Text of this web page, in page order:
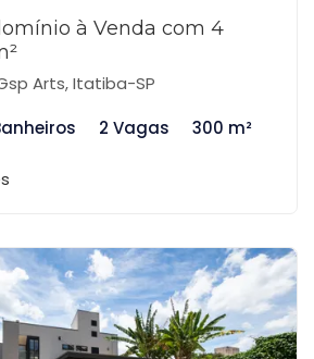
à Venda com 4
Arts, Itatiba-SP
2 Vagas 300 m²